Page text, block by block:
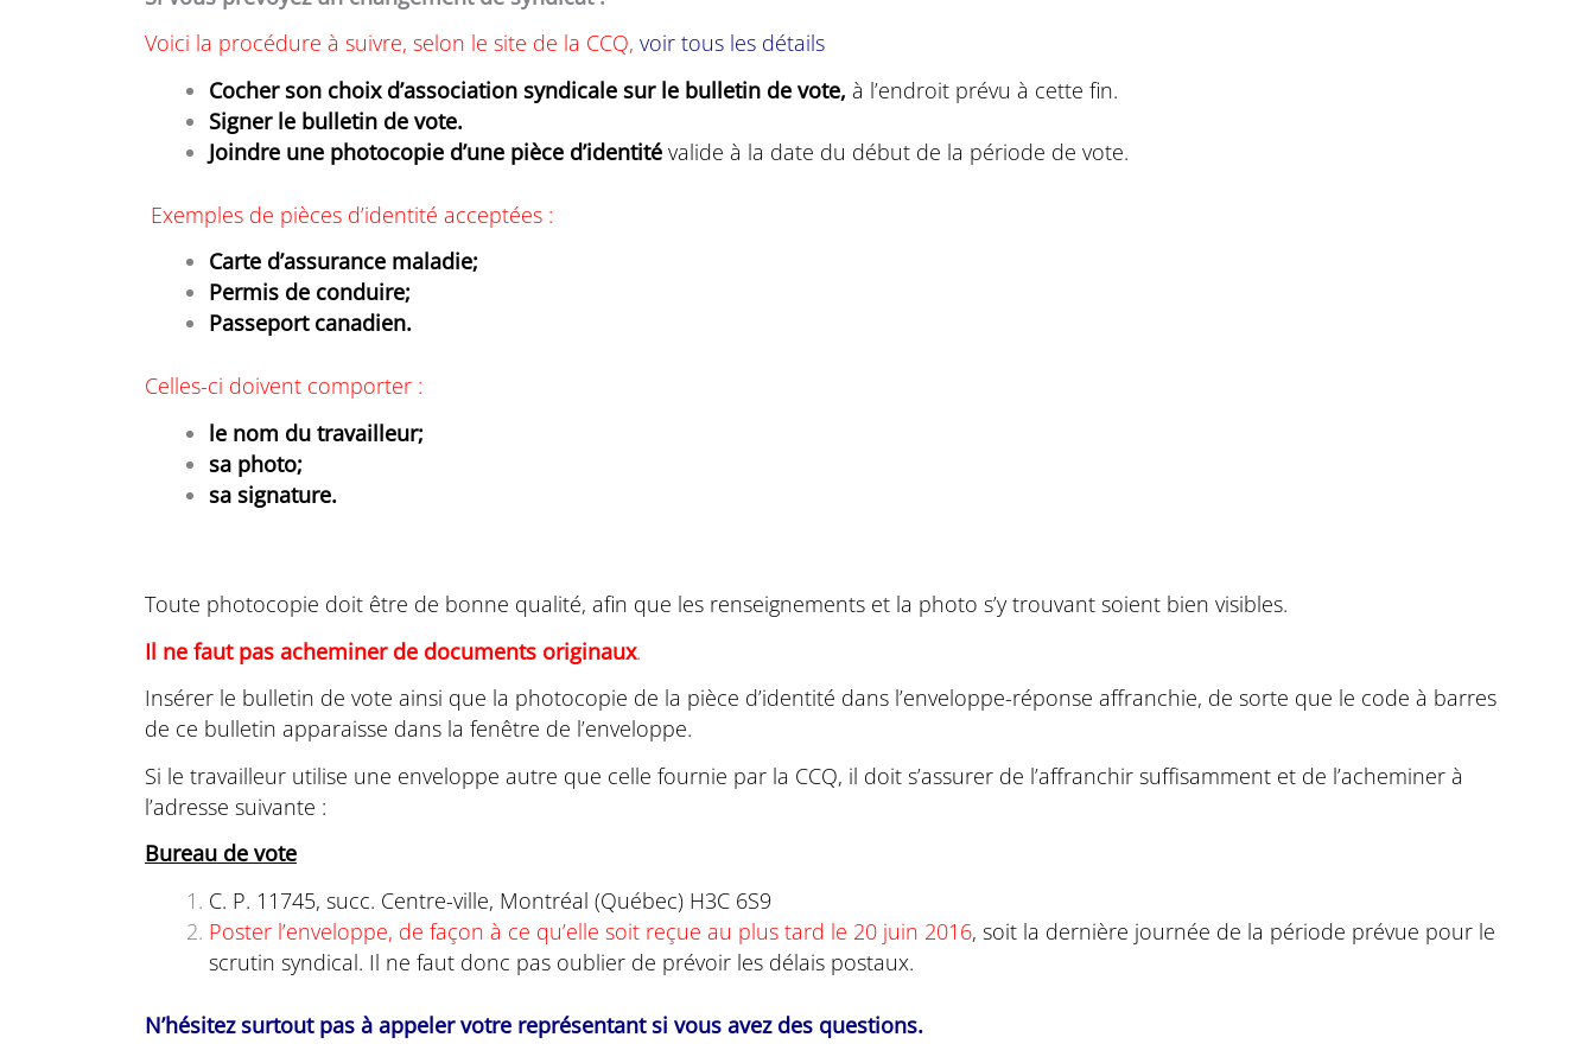
Voici la procédure à suivre, selon le site de la CCQ, voir tous les détails
Cocher son choix d’association syndicale sur le bulletin de vote, à l’endroit prévu à cette fin.
Signer le bulletin de vote.
Joindre une photocopie d’une pièce d’identité valide à la date du début de la période de vote.
Exemples de pièces d’identité acceptées :
Carte d’assurance maladie;
Permis de conduire;
Passeport canadien.
Celles-ci doivent comporter :
le nom du travailleur;
sa photo;
sa signature.
Toute photocopie doit être de bonne qualité, afin que les renseignements et la photo s’y trouvant soient bien visibles.
Il ne faut pas acheminer de documents originaux.
Insérer le bulletin de vote ainsi que la photocopie de la pièce d’identité dans l’enveloppe-réponse affranchie, de sorte que le code à barres
de ce bulletin apparaisse dans la fenêtre de l’enveloppe.
Si le travailleur utilise une enveloppe autre que celle fournie par la CCQ, il doit s’assurer de l’affranchir suffisamment et de l’acheminer à
l’adresse suivante :
Bureau de vote
C. P. 11745, succ. Centre-ville, Montréal (Québec) H3C 6S9
Poster l’enveloppe, de façon à ce qu’elle soit reçue au plus tard le 20 juin 2016, soit la dernière journée de la période prévue pour le
scrutin syndical. Il ne faut donc pas oublier de prévoir les délais postaux.
N’hésitez surtout pas à appeler votre représentant si vous avez des questions.